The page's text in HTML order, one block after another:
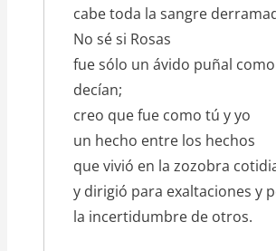
cabe toda la sangre
No sé si Rosas
fue sólo un ávido puñal
decían;
creo que fue como tú y yo
un hecho entre los hechos
que vivió en la zozobra
y dirigió para exaltaciones y
la incertidumbre de otros.